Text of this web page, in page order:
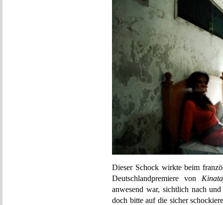
Dieser Schock wirkte beim
Deutschlandpremiere von
anwesend war, sichtlich nach
doch bitte auf die sicher